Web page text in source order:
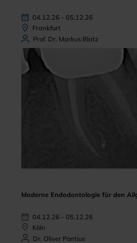
04.12.26 - 05.12.26
Frankfurt
Prof. Dr. Markus Blatz
Moderne Endodontologie für den
04.12.26 - 05.12.26
Köln
Dr. Oliver Pontius